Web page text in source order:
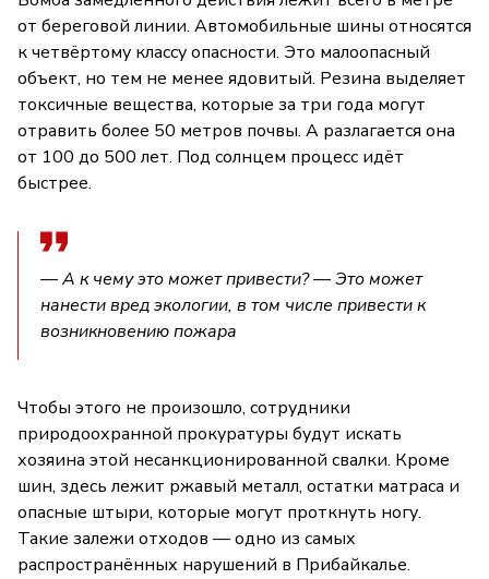
от береговой линии. Автомобильные шины относятся
к четвёртому классу опасности. Это малоопасный
объект, но тем не менее ядовитый. Резина выделяет
токсичные вещества, которые за три года могут
отравить более 50 метров почвы. А разлагается она
от 100 до 500 лет. Под солнцем процесс идёт
быстрее.
— А к чему это может привести? — Это может
нанести вред экологии, в том числе привести к
возникновению пожара
Чтобы этого не произошло, сотрудники
природоохранной прокуратуры будут искать
хозяина этой несанкционированной свалки. Кроме
шин, здесь лежит ржавый металл, остатки матраса и
опасные штыри, которые могут проткнуть ногу.
Такие залежи отходов — одно из самых
распространённых нарушений в Прибайкалье.